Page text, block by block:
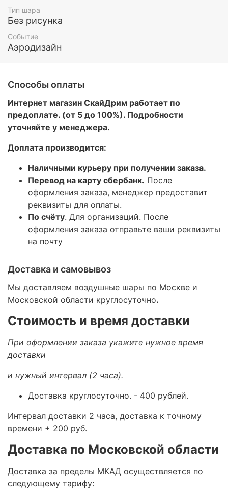
Тип шара
Без рисунка
Событие
Аэродизайн
Способы оплаты
Интернет магазин СкайДрим работает по
предоплате. (от 5 до 100%). Подробности
уточняйте у менеджера.
Доплата производится:
Наличными курьеру при получении заказа.
Перевод на карту сбербанк. После
оформления заказа, менеджер предоставит
реквизиты для оплаты.
По счёту. Для организаций. После
оформления заказа отправьте ваши реквизиты
на почту
Доставка и самовывоз
Мы доставляем воздушные шары по Москве и
Московской области круглосуточно.
Стоимость и время доставки
При оформлении заказа укажите нужное время
доставки
и нужный интервал (2 часа).
Доставка круглосуточно. - 400 рублей.
Интервал доставки 2 часа, доставка к точному
времени + 200 руб.
Доставка по Московской области
Доставка за пределы МКАД осуществляется по
следующему тарифу: